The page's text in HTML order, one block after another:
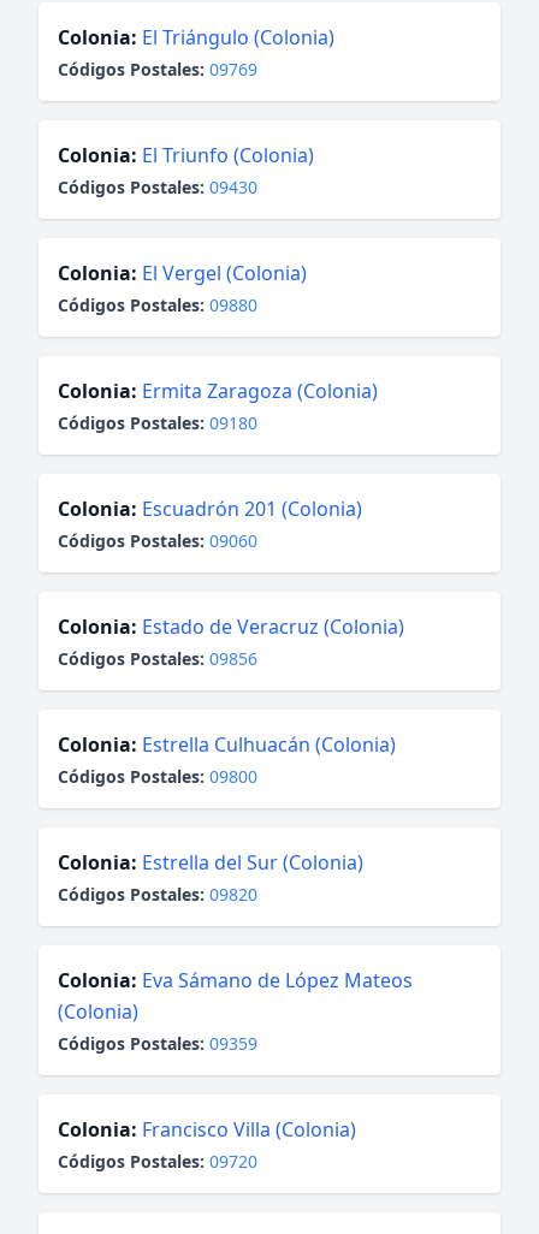
Colonia: El Triángulo (Colonia)
Códigos Postales: 09769
Colonia: El Triunfo (Colonia)
Códigos Postales: 09430
Colonia: El Vergel (Colonia)
Códigos Postales: 09880
Colonia: Ermita Zaragoza (Colonia)
Códigos Postales: 09180
Colonia: Escuadrón 201 (Colonia)
Códigos Postales: 09060
Colonia: Estado de Veracruz (Colonia)
Códigos Postales: 09856
Colonia: Estrella Culhuacán (Colonia)
Códigos Postales: 09800
Colonia: Estrella del Sur (Colonia)
Códigos Postales: 09820
Colonia: Eva Sámano de López Mateos
(Colonia)
Códigos Postales: 09359
Colonia: Francisco Villa (Colonia)
Códigos Postales: 09720